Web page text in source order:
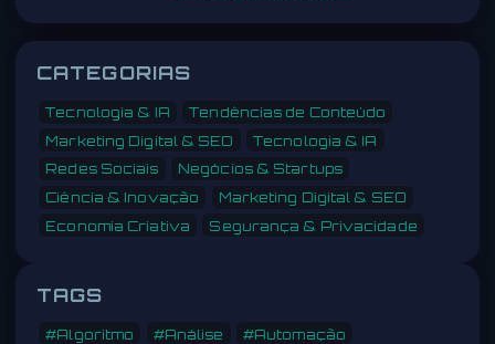
CATEGORIAS
Tecnologia & IA
Tendências de Conteúdo
Marketing Digital & SEO
Tecnologia & IA
Redes Sociais
Negócios & Startups
Ciência & Inovação
Marketing Digital & SEO
Economia Criativa
Segurança & Privacidade
TAGS
#Algoritmo #Análise
#Automação